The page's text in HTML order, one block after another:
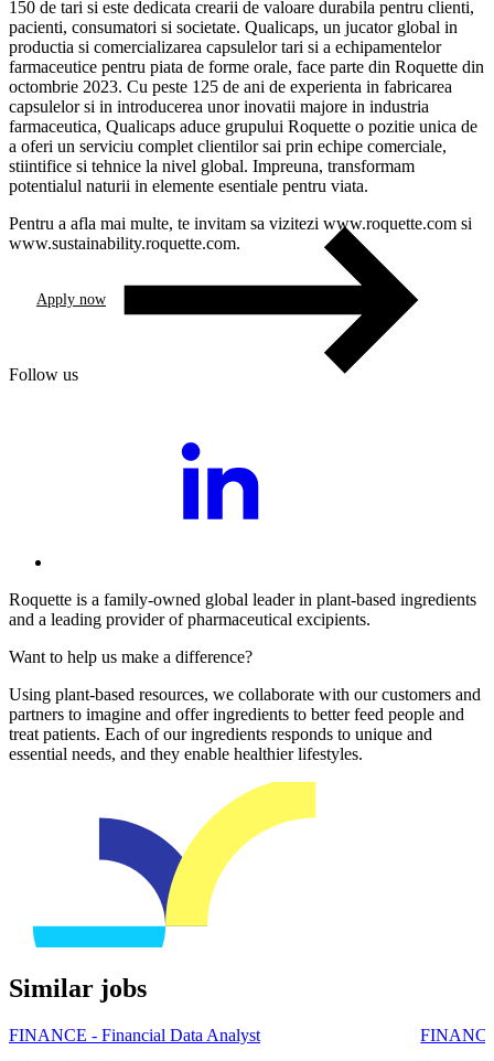
150 de tari si este dedicata crearii de valoare durabila pentru clienti,
pacienti, consumatori si societate. Qualicaps, un jucator global in
productia si comercializarea capsulelor tari si a echipamentelor
farmaceutice pentru piata de forme orale, face parte din Roquette din
octombrie 2023. Cu peste 125 de ani de experienta in fabricarea
capsulelor si in introducerea unor inovatii majore in industria
farmaceutica, Qualicaps aduce grupului Roquette o pozitie unica de
a oferi un serviciu complet clientilor sai prin echipe comerciale,
stiintifice si tehnice la nivel global. Impreuna, transformam
potentialul naturii in elemente esentiale pentru viata.
Pentru a afla mai multe, te invitam sa vizitezi www.roquette.com si
www.sustainability.roquette.com.
Apply now
Follow us
Roquette is a family-owned global leader in plant-based ingredients
and a leading provider of pharmaceutical excipients.
Want to help us make a difference?
Using plant-based resources, we collaborate with our customers and
partners to imagine and offer ingredients to better feed people and
treat patients. Each of our ingredients responds to unique and
essential needs, and they enable healthier lifestyles.
Similar jobs
FINANCE - Financial Data Analyst